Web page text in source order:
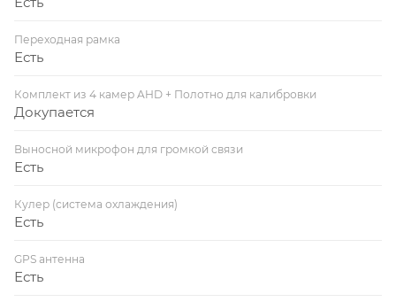
Переходная рамка
Есть
Комплект из 4 камер AHD + Полотно для калибровки
Докупается
Выносной микрофон для громкой связи
Есть
Кулер (система охлаждения)
Есть
GPS антенна
Есть